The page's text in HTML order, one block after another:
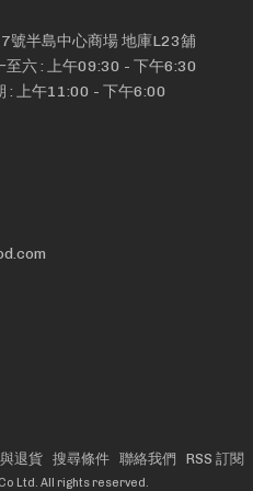
號半島中心商場 地庫L23舖
至六 : 上午09:30 - 下午6:30
: 上午11:00 - 下午6:00
退貨 搜尋條件 聯絡我們 RSS 訂閱
Ltd. All rights reserved.